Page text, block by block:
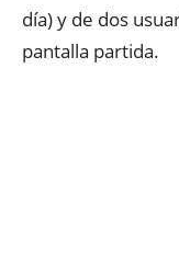
día) y de dos
pantalla partida.